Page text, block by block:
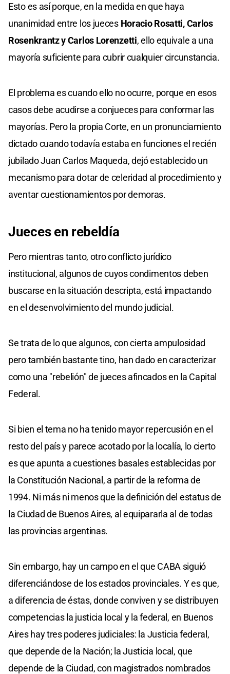
Esto es así porque, en la medida en que haya
unanimidad entre los jueces Horacio Rosatti, Carlos
Rosenkrantz y Carlos Lorenzetti, ello equivale a una
mayoría suficiente para cubrir cualquier circunstancia.
El problema es cuando ello no ocurre, porque en esos
casos debe acudirse a conjueces para conformar las
mayorías. Pero la propia Corte, en un pronunciamiento
dictado cuando todavía estaba en funciones el recién
jubilado Juan Carlos Maqueda, dejó establecido un
mecanismo para dotar de celeridad al procedimiento y
aventar cuestionamientos por demoras.
Jueces en rebeldía
Pero mientras tanto, otro conflicto jurídico
institucional, algunos de cuyos condimentos deben
buscarse en la situación descripta, está impactando
en el desenvolvimiento del mundo judicial.
Se trata de lo que algunos, con cierta ampulosidad
pero también bastante tino, han dado en caracterizar
como una "rebelión" de jueces afincados en la Capital
Federal.
Si bien el tema no ha tenido mayor repercusión en el
resto del país y parece acotado por la localía, lo cierto
es que apunta a cuestiones basales establecidas por
la Constitución Nacional, a partir de la reforma de
1994. Ni más ni menos que la definición del estatus de
la Ciudad de Buenos Aires, al equipararla al de todas
las provincias argentinas.
Sin embargo, hay un campo en el que CABA siguió
diferenciándose de los estados provinciales. Y es que,
a diferencia de éstas, donde conviven y se distribuyen
competencias la justicia local y la federal, en Buenos
Aires hay tres poderes judiciales: la Justicia federal,
que depende de la Nación; la Justicia local, que
depende de la Ciudad, con magistrados nombrados